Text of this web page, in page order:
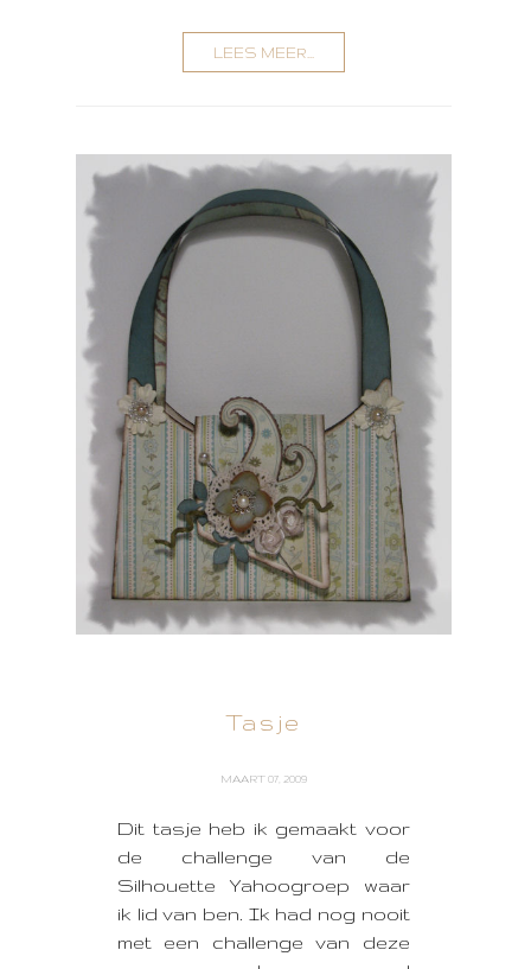
LEES MEER...
Tasje
MAART 07, 2009
Dit tasje heb ik gemaakt voor
de challenge van de
Silhouette Yahoogroep waar
ik lid van ben. Ik had nog nooit
met een challenge van deze